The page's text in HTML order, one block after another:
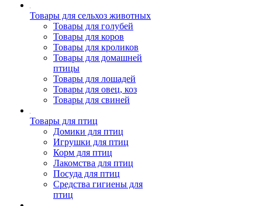
Товары для сельхоз животных
Товары для голубей
Товары для коров
Товары для кроликов
Товары для домашней
птицы
Товары для лошадей
Товары для овец, коз
Товары для свиней
Товары для птиц
Домики для птиц
Игрушки для птиц
Корм для птиц
Лакомства для птиц
Посуда для птиц
Средства гигиены для
птиц